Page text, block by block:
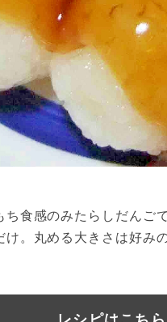
ち食感のみたらしだんご
け。丸める大きさは好み